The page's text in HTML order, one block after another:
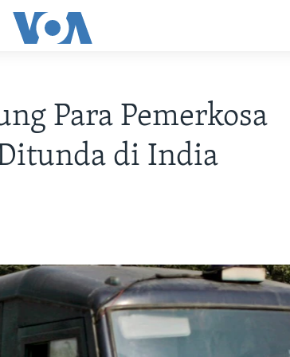
Para Pemerkosa
di India